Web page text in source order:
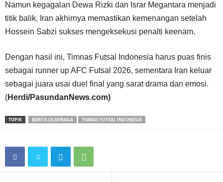
Namun kegagalan Dewa Rizki dan Israr Megantara menjadi
titik balik. Iran akhirnya memastikan kemenangan setelah
Hossein Sabzi sukses mengeksekusi penalti keenam.
Dengan hasil ini, Timnas Futsal Indonesia harus puas finis
sebagai runner up AFC Futsal 2026, sementara Iran keluar
sebagai juara usai duel final yang sarat drama dan emosi.
(Herdi/PasundanNews.com)
TOPIK BERITA OLAHRAGA TIMNAS FUTSAL INDONESIA